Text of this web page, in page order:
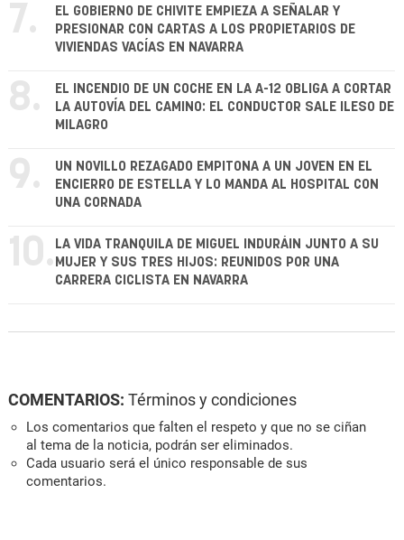
7.
EL GOBIERNO DE CHIVITE EMPIEZA A SEÑALAR Y
PRESIONAR CON CARTAS A LOS PROPIETARIOS DE
VIVIENDAS VACÍAS EN NAVARRA
8.
EL INCENDIO DE UN COCHE EN LA A-12 OBLIGA A CORTAR
LA AUTOVÍA DEL CAMINO: EL CONDUCTOR SALE ILESO DE
MILAGRO
9.
UN NOVILLO REZAGADO EMPITONA A UN JOVEN EN EL
ENCIERRO DE ESTELLA Y LO MANDA AL HOSPITAL CON
UNA CORNADA
10. LA VIDA TRANQUILA DE MIGUEL INDURÁIN JUNTO A SU
MUJER Y SUS TRES HIJOS: REUNIDOS POR UNA
CARRERA CICLISTA EN NAVARRA
COMENTARIOS: Términos y condiciones
Los comentarios que falten el respeto y que no se ciñan
al tema de la noticia, podrán ser eliminados.
Cada usuario será el único responsable de sus
comentarios.